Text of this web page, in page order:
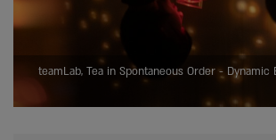
teamLab, Tea in Spontaneous Order -